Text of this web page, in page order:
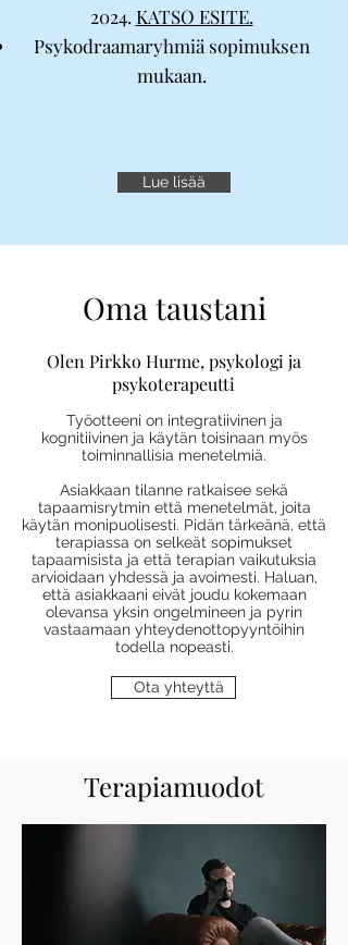
Oma taustani
Olen Pirkko Hurme, psykologi ja
psykoterapeutti
Työotteeni on integratiivinen ja
kognitiivinen ja käytän toisinaan myös
toiminnallisia menetelmiä.
Asiakkaan tilanne ratkaisee sekä
tapaamisrytmin että menetelmät, joita
käytän monipuolisesti. Pidän tärkeänä, että
terapiassa on selkeät sopimukset
tapaamisista ja että terapian vaikutuksia
arvioidaan yhdessä ja avoimesti. Haluan,
että asiakkaani eivät joudu kokemaan
olevansa yksin ongelmineen ja pyrin
vastaamaan yhteydenottopyyntöihin
todella nopeasti.
Ota yhteyttä
2024. KATSO ESITE.
Psykodraamaryhmiä sopimuksen
mukaan.
Lue lisää
Terapiamuodot